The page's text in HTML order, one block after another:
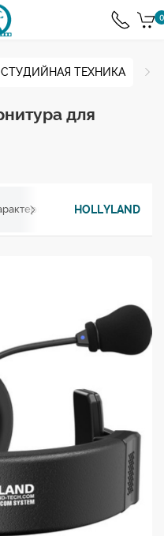
0
СТУДИЙНАЯ ТЕХНИКА
для
Отзывы
HOLLYLAND